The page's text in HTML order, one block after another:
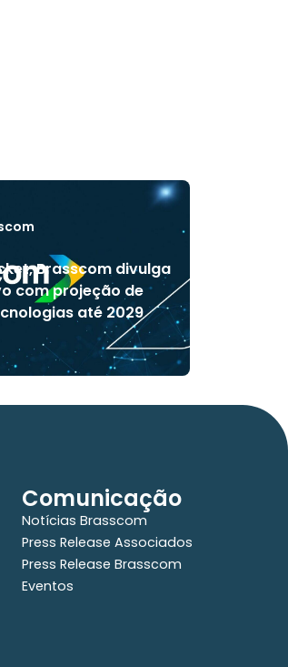
Brasscom divulga
com projeção de
até 2029
Comunicação
Notícias Brasscom
Press Release Associados
Press Release Brasscom
Eventos